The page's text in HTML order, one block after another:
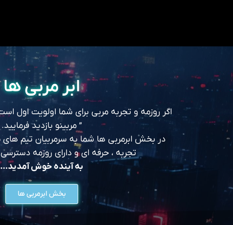
ابر مربی ها
اگر روزمه و تجربه مربی برای شما اولویت اول
” مربینو بازدید فرمایید.
در بخش ابرمربی ها شما به سرمربیان تیم های
تجربه ، حرفه ای و دارای روزمه
به آینده خوش آمدید…
بخش ابرمربی ها